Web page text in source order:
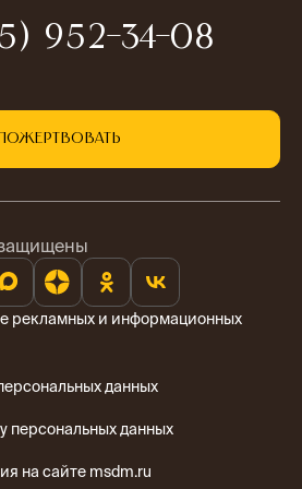
952-34-08
Пожертвовать
рекламных и информационных
данных
персональных данных
на сайте msdm.ru